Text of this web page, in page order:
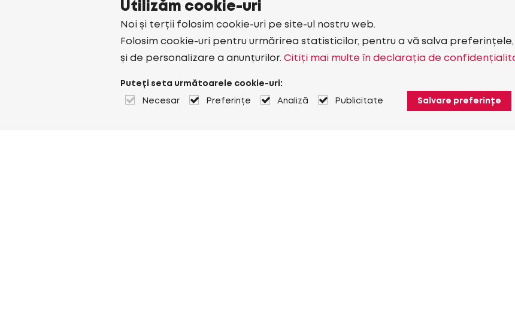
Utilizăm cookie-uri
Noi și terții folosim cookie-uri pe site-ul nostru web.
Folosim cookie-uri pentru urmărirea statisticilor, pentru a vă salva
și de personalizare a anunțurilor. Citiți mai multe în declarația de
Puteți seta următoarele cookie-uri:
Necesar Preferințe Analiză Publicitate Salvare preferințe